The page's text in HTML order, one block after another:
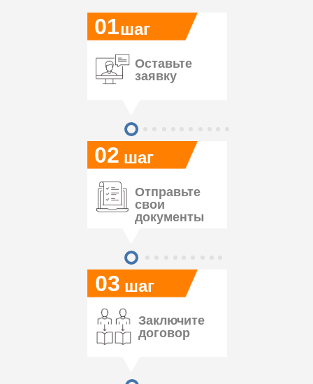
03
02
01
Оставьте
заявку
шаг
шаг
шаг
Отправьте
свои
документы
Заключите
договор